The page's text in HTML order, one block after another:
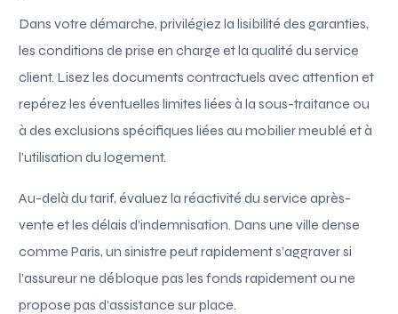
Dans votre démarche, privilégiez la lisibilité des garanties,
les conditions de prise en charge et la qualité du service
client. Lisez les documents contractuels avec attention et
repérez les éventuelles limites liées à la sous-traitance ou
à des exclusions spécifiques liées au mobilier meublé et à
l’utilisation du logement.
Au-delà du tarif, évaluez la réactivité du service après-
vente et les délais d’indemnisation. Dans une ville dense
comme Paris, un sinistre peut rapidement s’aggraver si
l’assureur ne débloque pas les fonds rapidement ou ne
propose pas d’assistance sur place.